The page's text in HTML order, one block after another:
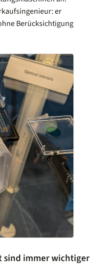
er
Berücksichtigung
sind immer wichtiger